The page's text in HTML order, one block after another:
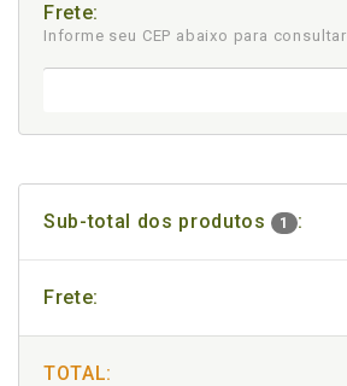
Frete:
Informe seu CEP abaixo para consultar
Sub-total dos produtos 1 :
Frete:
TOTAL: